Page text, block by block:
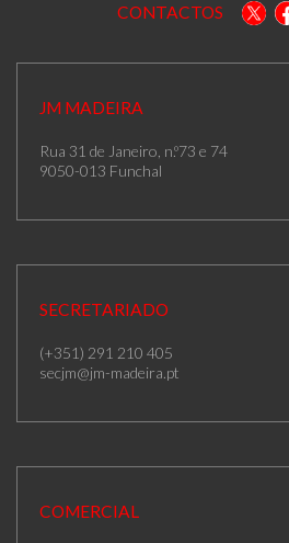
CONTACTOS
JM MADEIRA
Rua 31 de Janeiro, n.º73 e 74
9050-013 Funchal
SECRETARIADO
(+351) 291 210 405
secjm@jm-madeira.pt
COMERCIAL